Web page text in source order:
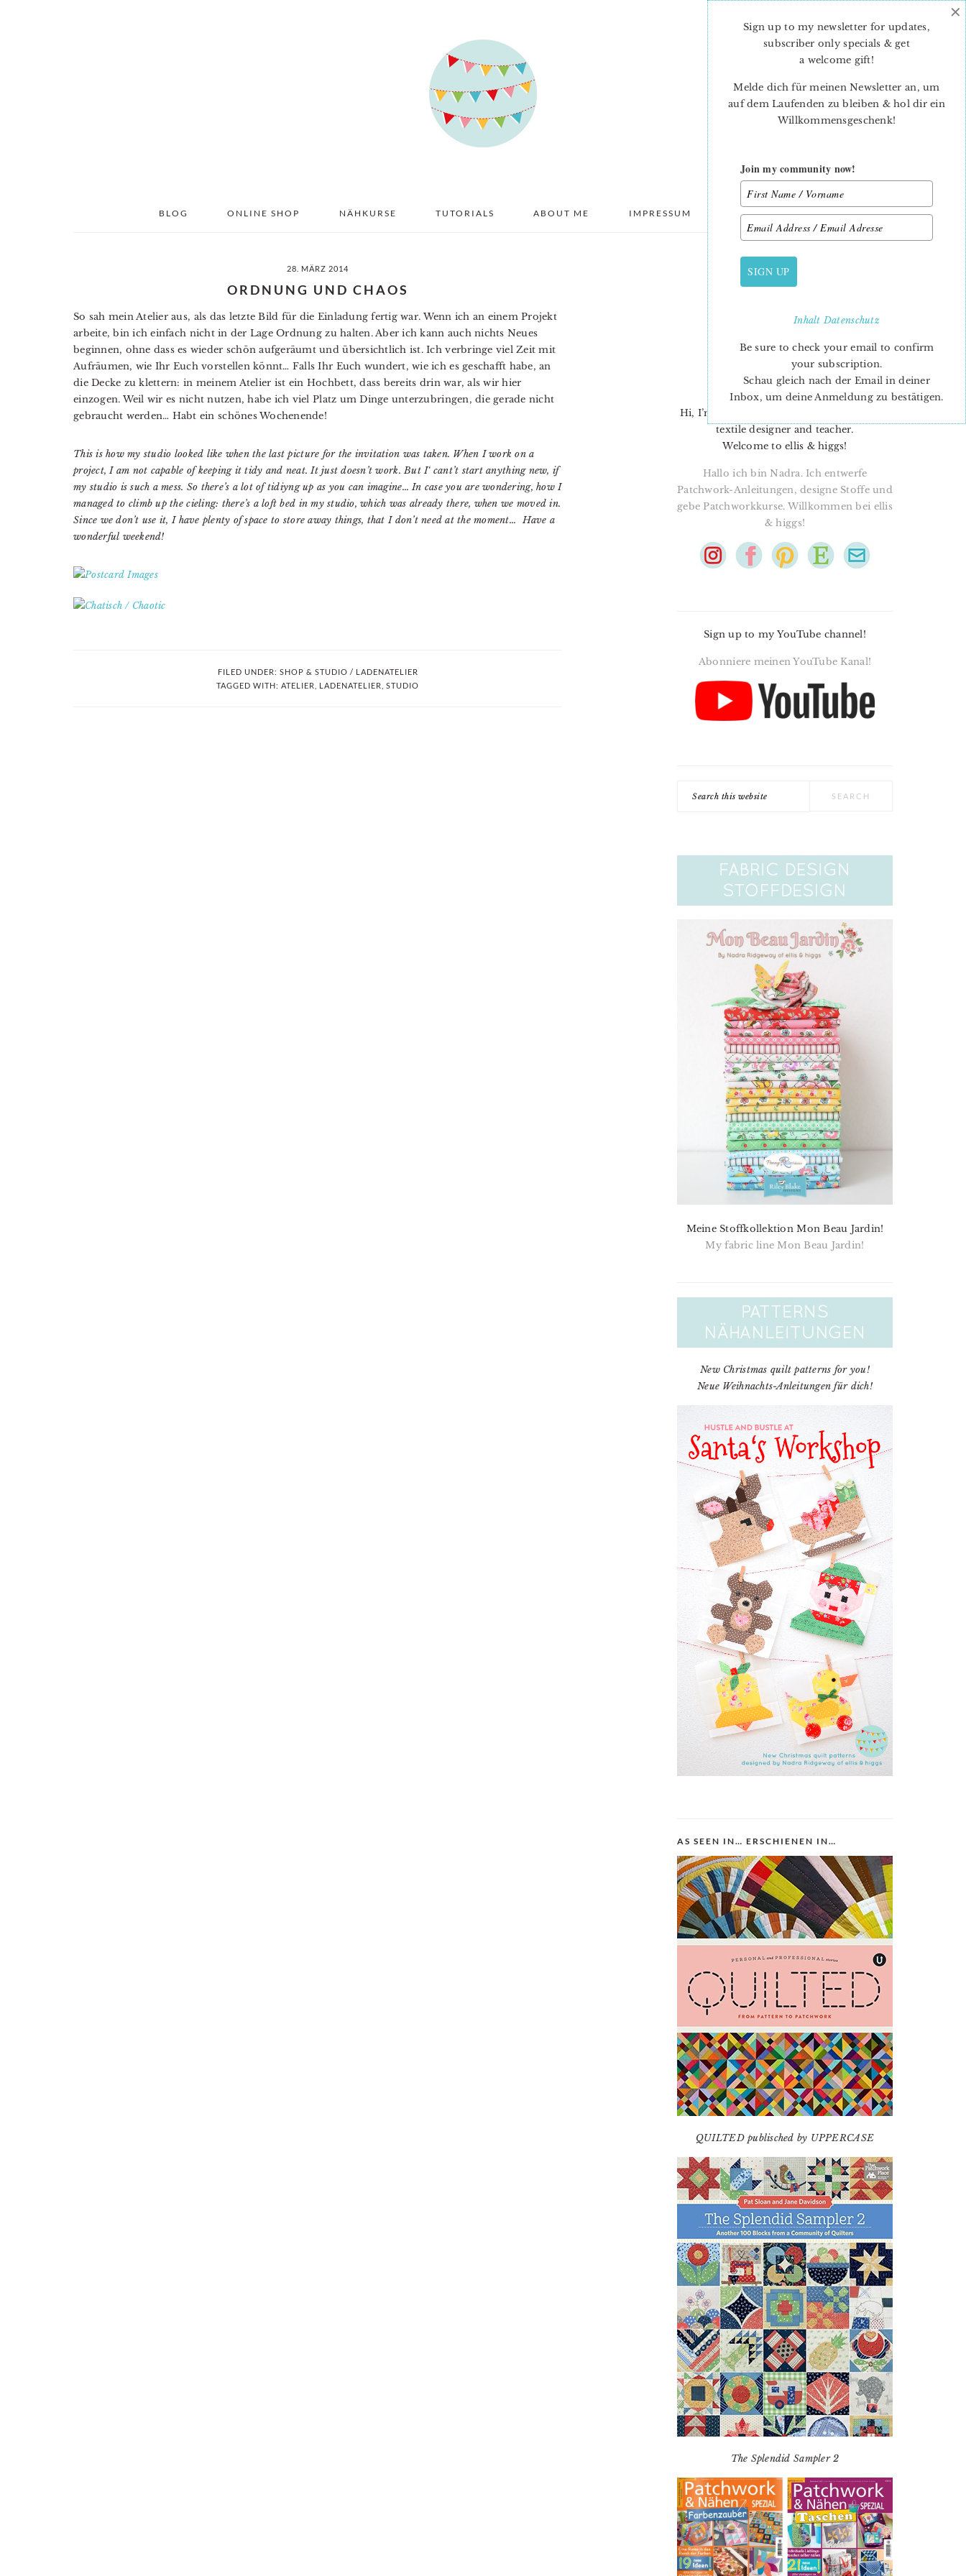
BLOG ONLINE SHOP NÄHKURSE TUTORIALS ABOUT ME IMPRESSUM DATENSCHUTZ
28. MÄRZ 2014
ORDNUNG UND CHAOS
So sah mein Atelier aus, als das letzte Bild für die Einladung fertig war. Wenn ich an einem Projekt
arbeite, bin ich einfach nicht in der Lage Ordnung zu halten. Aber ich kann auch nichts Neues
beginnen, ohne dass es wieder schön aufgeräumt und übersichtlich ist. Ich verbringe viel Zeit mit
Aufräumen, wie Ihr Euch vorstellen könnt… Falls Ihr Euch wundert, wie ich es geschafft habe, an
die Decke zu klettern: in meinem Atelier ist ein Hochbett, dass bereits drin war, als wir hier
einzogen. Weil wir es nicht nutzen, habe ich viel Platz um Dinge unterzubringen, die gerade nicht
gebraucht werden… Habt ein schönes Wochenende!
This is how my studio looked like when the last picture for the invitation was taken. When I work on a
project, I am not capable of keeping it tidy and neat. It just doesn’t work. But I‘ cant’t start anything new, if
my studio is such a mess. So there’s a lot of tidiyng up as you can imagine… In case you are wondering, how I
managed to climb up the cieling: there’s a loft bed in my studio, which was already there, when we moved in.
Since we don’t use it, I have plenty of space to store away things, that I don’t need at the moment… Have a
wonderful weekend!
FILED UNDER: SHOP & STUDIO / LADENATELIER
TAGGED WITH: ATELIER LADENATELIER STUDIO
PRIMARY
SIDEBAR
Hi, I’m Nadra. I’m a quilt pattern designer,
textile designer and teacher.
Welcome to ellis & higgs!
Hallo ich bin Nadra. Ich entwerfe
Patchwork-Anleitungen, designe Stoffe und
gebe Patchworkkurse. Willkommen bei ellis
& higgs!
Sign up to my YouTube channel!
Abonniere meinen YouTube Kanal!
Meine Stoffkollektion Mon Beau Jardin!
My fabric line Mon Beau Jardin!
New Christmas quilt patterns for you!
Neue Weihnachts-Anleitungen für dich!
AS SEEN IN… ERSCHIENEN IN…
QUILTED publisched by UPPERCASE
The Splendid Sampler 2
Sign up to my newsletter for updates,
subscriber only specials & get
a welcome gift!
Melde dich für meinen Newsletter an, um
auf dem Laufenden zu bleiben & hol dir ein
Willkommensgeschenk!
Join my community now!
SIGN UP
InhaltDatenschutz
Be sure to check your email to confirm
your subscription.
Schau gleich nach der Email in deiner
Inbox, um deine Anmeldung zu bestätigen.
×